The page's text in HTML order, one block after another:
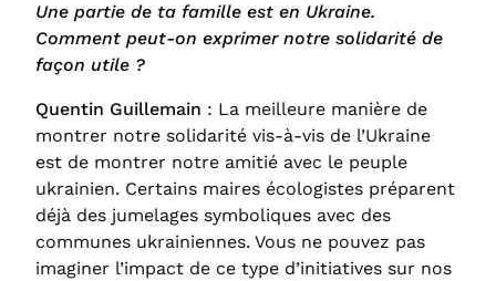
Une partie de ta famille est en Ukraine.
Comment peut-on exprimer notre solidarité de
façon utile ?
Quentin Guillemain : La meilleure manière de
montrer notre solidarité vis-à-vis de l’Ukraine
est de montrer notre amitié avec le peuple
ukrainien. Certains maires écologistes préparent
déjà des jumelages symboliques avec des
communes ukrainiennes. Vous ne pouvez pas
imaginer l’impact de ce type d’initiatives sur nos